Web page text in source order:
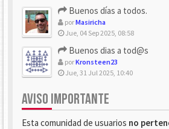
Buenos días a todos.
porMasiricha
Jue, 04 Sep 2025, 08:58
Buenos dias a tod@s
porKronsteen23
Jue, 31 Jul 2025, 10:40
AVISO IMPORTANTE
Esta comunidad de usuarios no